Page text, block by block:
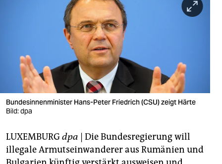
verlag
verlag
veranstaltungen
fragen & hilfe
unterstützen
Bundesinnenminister Hans-Peter Friedrich (CSU) zeigt Härte
Bild: dpa
LUXEMBURGdpa | Die Bundesregierung will
illegale Armutseinwanderer aus Rumänien und